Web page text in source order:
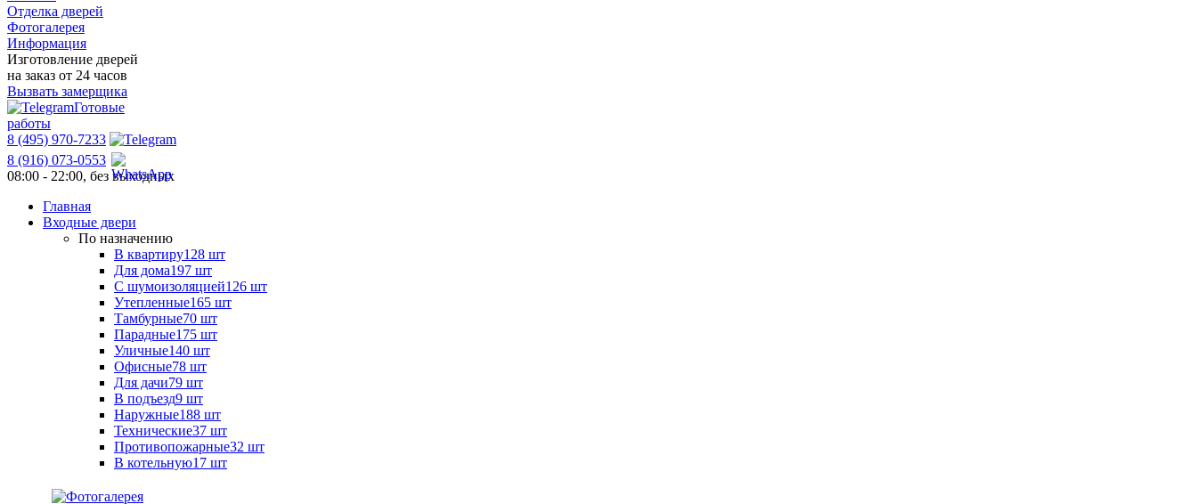
Отделка дверей
Фотогалерея
Информация
Изготовление дверей
на заказ от 24 часов
Вызвать замерщика
Готовые
работы
8 (495) 970-7233
8 (916) 073-0553
08:00 - 22:00, без выходных
Главная
Входные двери
По назначению
В квартиру128 шт
Для дома197 шт
С шумоизоляцией126 шт
Утепленные165 шт
Тамбурные70 шт
Парадные175 шт
Уличные140 шт
Офисные78 шт
Для дачи79 шт
В подъезд9 шт
Наружные188 шт
Технические37 шт
Противопожарные32 шт
В котельную17 шт